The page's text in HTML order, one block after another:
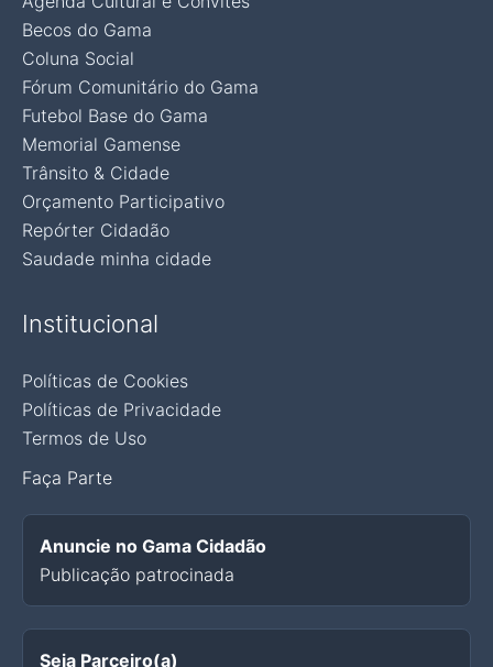
Becos do Gama
Coluna Social
Fórum Comunitário do Gama
Futebol Base do Gama
Memorial Gamense
Trânsito & Cidade
Orçamento Participativo
Repórter Cidadão
Saudade minha cidade
Institucional
Políticas de Cookies
Políticas de Privacidade
Termos de Uso
Faça Parte
Anuncie no Gama Cidadão
Publicação patrocinada
Seja Parceiro(a)